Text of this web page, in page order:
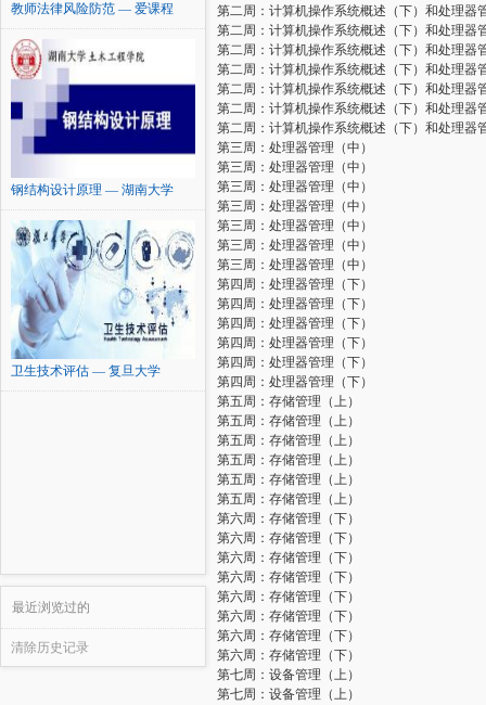
教师法律风险防范 — 爱课程
钢结构设计原理 — 湖南大学
卫生技术评估 — 复旦大学
最近浏览过的
清除历史记录
第二周：计算机操作系统概述（下）和处理器
第二周：计算机操作系统概述（下）和处理器
第二周：计算机操作系统概述（下）和处理器
第二周：计算机操作系统概述（下）和处理器
第二周：计算机操作系统概述（下）和处理器
第二周：计算机操作系统概述（下）和处理器
第二周：计算机操作系统概述（下）和处理器
第三周：处理器管理（中）
第三周：处理器管理（中）
第三周：处理器管理（中）
第三周：处理器管理（中）
第三周：处理器管理（中）
第三周：处理器管理（中）
第三周：处理器管理（中）
第四周：处理器管理（下）
第四周：处理器管理（下）
第四周：处理器管理（下）
第四周：处理器管理（下）
第四周：处理器管理（下）
第四周：处理器管理（下）
第五周：存储管理（上）
第五周：存储管理（上）
第五周：存储管理（上）
第五周：存储管理（上）
第五周：存储管理（上）
第五周：存储管理（上）
第六周：存储管理（下）
第六周：存储管理（下）
第六周：存储管理（下）
第六周：存储管理（下）
第六周：存储管理（下）
第六周：存储管理（下）
第六周：存储管理（下）
第六周：存储管理（下）
第七周：设备管理（上）
第七周：设备管理（上）